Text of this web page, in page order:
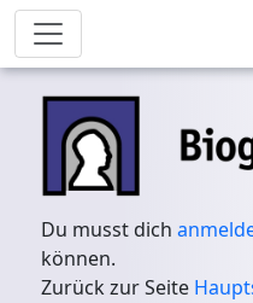
Du musst dich
können.
Zurück zur Seite